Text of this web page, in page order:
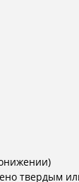
твердым